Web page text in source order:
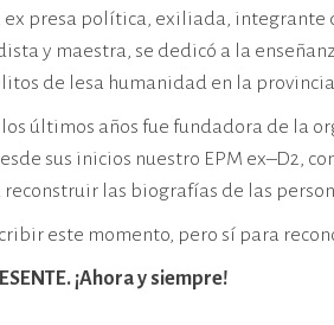
ilegal, antes
Detención,
más
Mendoza.
presa política, exiliada, integrante
y maestra, se dedicó a la
de lesa humanidad en la
los últimos años fue fundadora de la
sus inicios nuestro EPM ex–D2,
las biografías de las
este momento, pero sí para
¡Ahora y siempre!